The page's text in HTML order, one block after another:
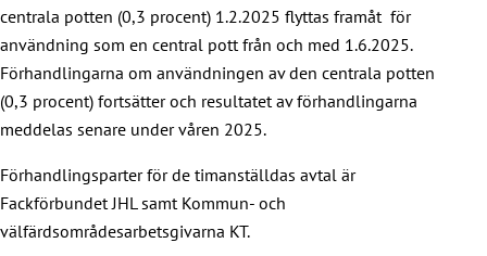
centrala potten (0,3 procent) 1.2.2025 flyttas framåt för
användning som en central pott från och med 1.6.2025.
Förhandlingarna om användningen av den centrala potten
(0,3 procent) fortsätter och resultatet av förhandlingarna
meddelas senare under våren 2025.
Förhandlingsparter för de timanställdas avtal är
Fackförbundet JHL samt Kommun- och
välfärdsområdesarbetsgivarna KT.